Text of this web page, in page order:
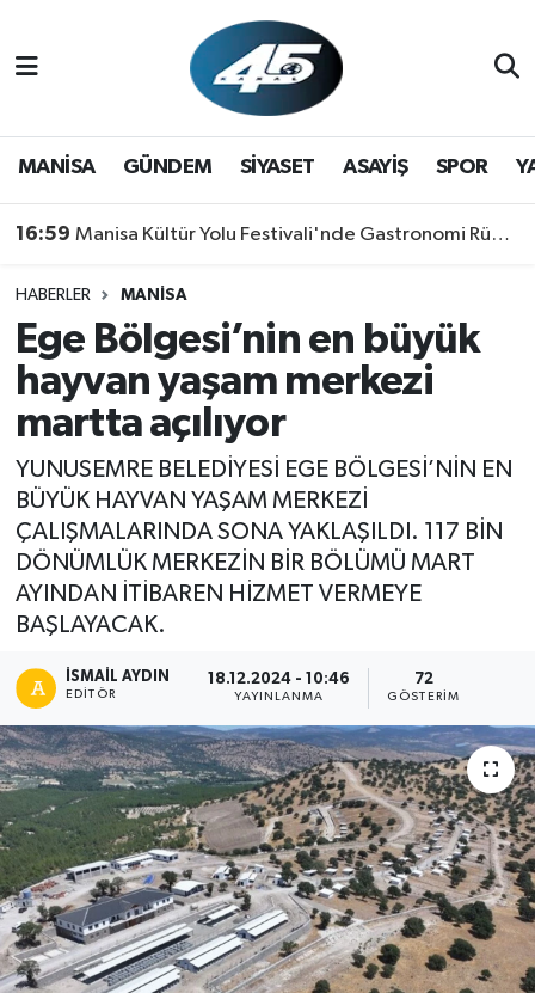
MANİSA GÜNDEM SİYASET ASAYİŞ SPOR
16:59 Manisa Kültür Yolu Festivali'nde Gastronomi Rüzgarı: Lezzetin Yıldızı "Manisa Kebabı" Oldu!
HABERLER MANİSA
Ege Bölgesi’nin en büyük
hayvan yaşam merkezi
martta açılıyor
YUNUSEMRE BELEDİYESİ EGE BÖLGESİ’NİN EN
BÜYÜK HAYVAN YAŞAM MERKEZİ
ÇALIŞMALARINDA SONA YAKLAŞILDI. 117 BİN
DÖNÜMLÜK MERKEZİN BİR BÖLÜMÜ MART
AYINDAN İTİBAREN HİZMET VERMEYE
BAŞLAYACAK.
İSMAIL AYDIN
EDITÖR
18.12.2024 - 10:46
YAYINLANMA
72
GÖSTERIM
GÜNDEM
SPOR
YAŞAM
RESMİ REKLAM
Hava Durumu
Trafik Durumu
Son Dakika Haberleri
Haber Arşivi